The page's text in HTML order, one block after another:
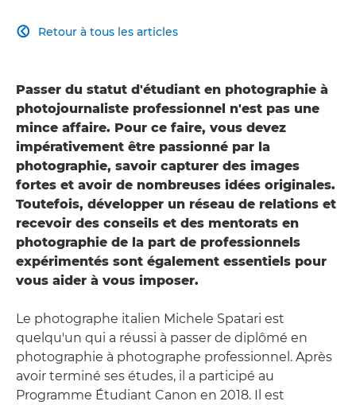
Retour à tous les articles

Passer du statut d'étudiant en photographie à
photojournaliste professionnel n'est pas une
mince affaire. Pour ce faire, vous devez
impérativement être passionné par la
photographie, savoir capturer des images
fortes et avoir de nombreuses idées originales.
Toutefois, développer un réseau de relations et
recevoir des conseils et des mentorats en
photographie de la part de professionnels
expérimentés sont également essentiels pour
vous aider à vous imposer.
Le photographe italien Michele Spatari est
quelqu'un qui a réussi à passer de diplômé en
photographie à photographe professionnel. Après
avoir terminé ses études, il a participé au
Programme Étudiant Canon en 2018. Il est